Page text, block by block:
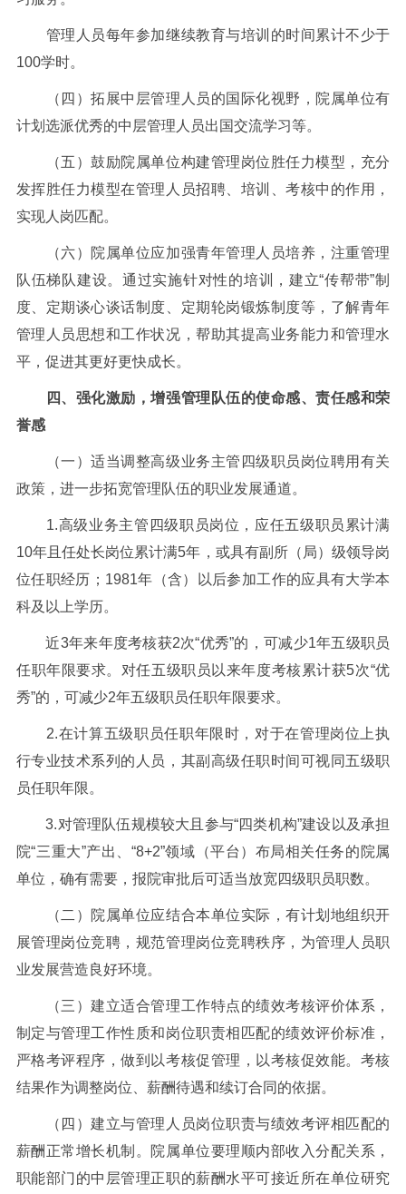
管理人员每年参加继续教育与培训的时间累计不少于
100学时。
（四）拓展中层管理人员的国际化视野，院属单位有
计划选派优秀的中层管理人员出国交流学习等。
（五）鼓励院属单位构建管理岗位胜任力模型，充分
发挥胜任力模型在管理人员招聘、培训、考核中的作用，
实现人岗匹配。
（六）院属单位应加强青年管理人员培养，注重管理
队伍梯队建设。通过实施针对性的培训，建立“传帮带”制
度、定期谈心谈话制度、定期轮岗锻炼制度等，了解青年
管理人员思想和工作状况，帮助其提高业务能力和管理水
平，促进其更好更快成长。
四、强化激励，增强管理队伍的使命感、责任感和荣
誉感
（一）适当调整高级业务主管四级职员岗位聘用有关
政策，进一步拓宽管理队伍的职业发展通道。
1.高级业务主管四级职员岗位，应任五级职员累计满
10年且任处长岗位累计满5年，或具有副所（局）级领导岗
位任职经历； 1981年（含）以后参加工作的应具有大学本
科及以上学历。
近3年来年度考核获2次“优秀”的，可减少1年五级职员
任职年限要求。对任五级职员以来年度考核累计获5次“优
秀”的，可减少2年五级职员任职年限要求。
2.在计算五级职员任职年限时，对于在管理岗位上执
行专业技术系列的人员，其副高级任职时间可视同五级职
员任职年限。
3.对管理队伍规模较大且参与“四类机构”建设以及承担
院“三重大”产出、“8+2”领域（平台）布局相关任务的院属
单位，确有需要，报院审批后可适当放宽四级职员职数。
（二）院属单位应结合本单位实际，有计划地组织开
展管理岗位竞聘，规范管理岗位竞聘秩序，为管理人员职
业发展营造良好环境。
（三）建立适合管理工作特点的绩效考核评价体系，
制定与管理工作性质和岗位职责相匹配的绩效评价标准，
严格考评程序，做到以考核促管理，以考核促效能。考核
结果作为调整岗位、薪酬待遇和续订合同的依据。
（四）建立与管理人员岗位职责与绩效考评相匹配的
薪酬正常增长机制。院属单位要理顺内部收入分配关系，
职能部门的中层管理正职的薪酬水平可接近所在单位研究